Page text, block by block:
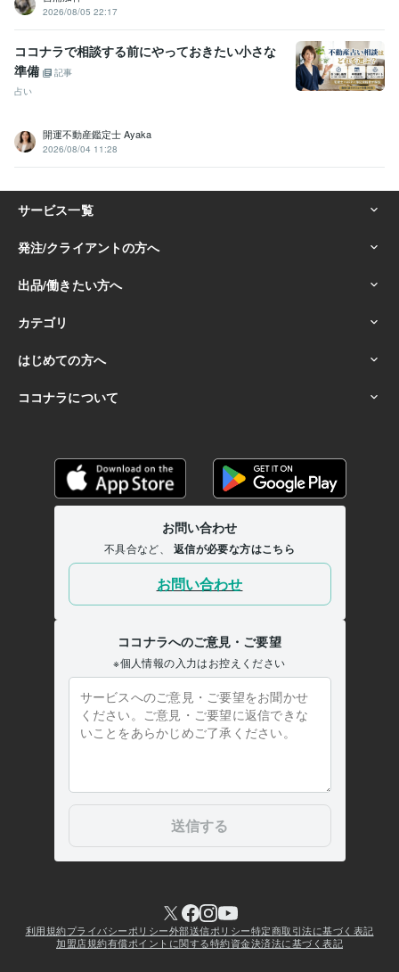
2026/08/05 22:17
ココナラで相談する前にやっておきたい小さな
準備
記事
占い
開運不動産鑑定士 Ayaka
2026/08/04 11:28